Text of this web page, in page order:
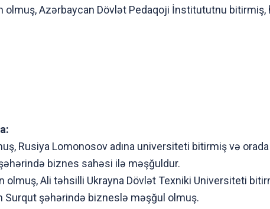
Azərbaycan Dövlət Pedaqoji İnstitututnu bitirmiş,
Rusiya Lomonosov adına universiteti bitirmiş və orada
biznes sahəsi ilə məşğuldur.
Ali təhsilli Ukrayna Dövlət Texniki Universiteti
Surqut şəhərində bizneslə məşğul olmuş.